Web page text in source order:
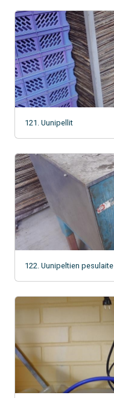
121. Uunipellit
122. Uunipeltien pesulaite